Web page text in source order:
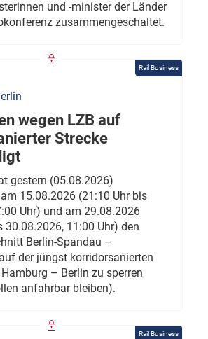
und -minister der Länder
zusammengeschaltet.
Rail Business
wegen LZB auf
Strecke
gestern (05.08.2026)
15.08.2026 (21:10 Uhr bis
Uhr) und am 29.08.2026
30.08.2026, 11:00 Uhr) den
Berlin-Spandau –
der jüngst korridorsanierten
– Berlin zu sperren
anfahrbar bleiben).
Rail Business